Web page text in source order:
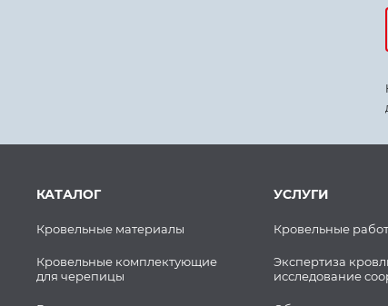
КАТАЛОГ
Кровельные материалы
Кровельные комплектующие
для черепицы
УСЛУГИ
Кровельные
Экспертиза
исследование